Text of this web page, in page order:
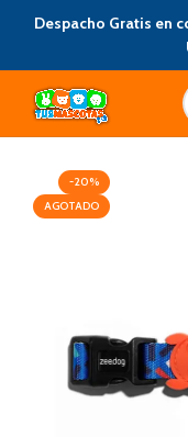
Despacho Gratis en
-20%
AGOTADO